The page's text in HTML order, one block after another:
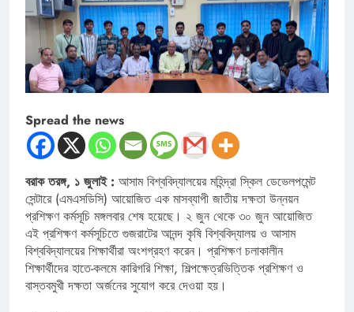
Spread the news
বরাক তরঙ্গ, ১ জুলাই : আসাম বিশ্ববিদ্যালয়ের মহিন্দ্রা স্কিল ডেভেলপমেন্ট
সেন্টারে (এমএসডিসি) আয়োজিত এক মাসব্যাপী জাতীয় দক্ষতা উন্নয়ন
প্রশিক্ষণ কর্মসূচি মঙ্গলবার শেষ হয়েছে। ২ জুন থেকে ৩০ জুন আয়োজিত
এই প্রশিক্ষণ কর্মসূচিতে গুজরাটের আনন্দ কৃষি বিশ্ববিদ্যালয় ও আসাম
বিশ্ববিদ্যালয়ের শিক্ষার্থীরা অংশগ্রহণ করেন। প্রশিক্ষণ চলাকালীন
শিক্ষার্থীদের হাতে-কলমে কারিগরি শিক্ষা, শিল্পক্ষেত্রভিত্তিক প্রশিক্ষণ ও
বাস্তবমুখী দক্ষতা অর্জনের সুযোগ করে দেওয়া হয়।